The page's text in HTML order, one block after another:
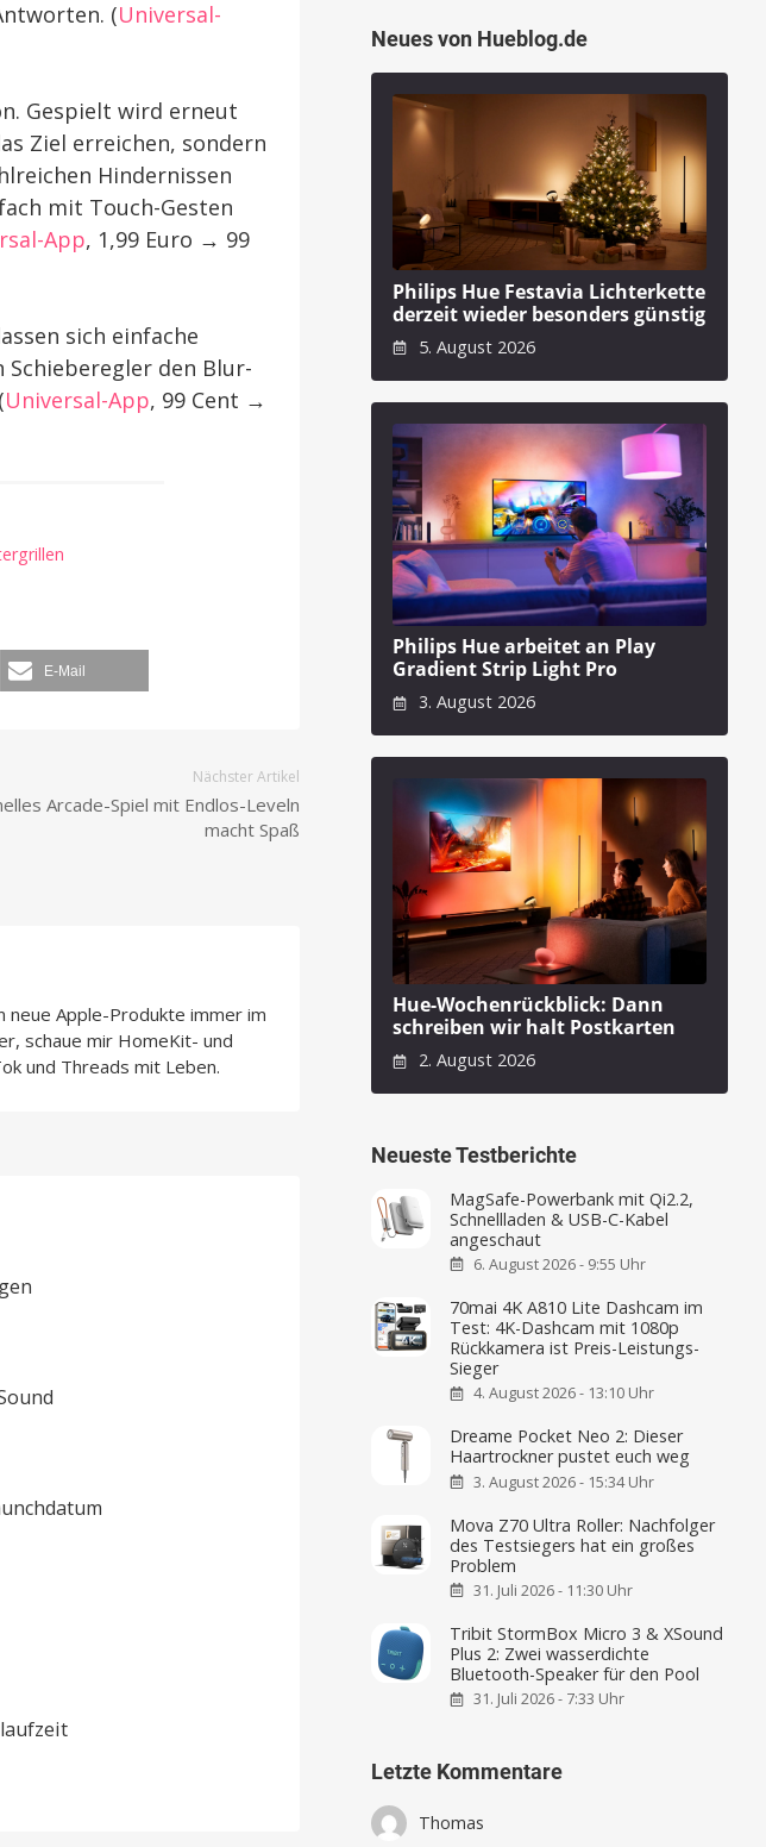
(Universal-
Gespielt wird erneut
Ziel erreichen, sondern
Hindernissen
mit Touch-Gesten
App, 1,99 Euro → 99
sich einfache
den Blur-
Universal-App, 99 Cent →
E-Mail
Nächster Artikel
Arcade-Spiel mit Endlos-Leveln
macht Spaß
neue Apple-Produkte immer im
schaue mir HomeKit- und
und Threads mit Leben.
Neues von Hueblog.de
Philips Hue Festavia Lichterkette
derzeit wieder besonders günstig
5. August 2026
Philips Hue arbeitet an Play
Gradient Strip Light Pro
3. August 2026
Hue-Wochenrückblick: Dann
schreiben wir halt Postkarten
2. August 2026
Neueste Testberichte
MagSafe-Powerbank mit Qi2.2,
Schnellladen & USB-C-Kabel
angeschaut
6. August 2026 - 9:55 Uhr
70mai 4K A810 Lite Dashcam im
Test: 4K-Dashcam mit 1080p
Rückkamera ist Preis-Leistungs-
Sieger
4. August 2026 - 13:10 Uhr
Dreame Pocket Neo 2: Dieser
Haartrockner pustet euch weg
3. August 2026 - 15:34 Uhr
Mova Z70 Ultra Roller: Nachfolger
des Testsiegers hat ein großes
Problem
31. Juli 2026 - 11:30 Uhr
Tribit StormBox Micro 3 & XSound
Plus 2: Zwei wasserdichte
Bluetooth-Speaker für den Pool
31. Juli 2026 - 7:33 Uhr
Letzte Kommentare
Thomas